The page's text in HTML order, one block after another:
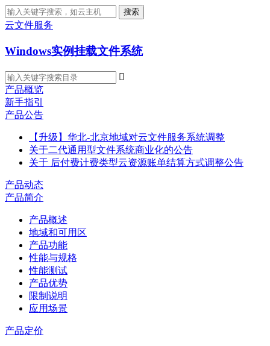
搜索
云文件服务
Windows实例挂载文件系统

产品概览
新手指引
产品公告
【升级】华北-北京地域对云文件服务系统调整
关于二代通用型文件系统商业化的公告
关于 后付费计费类型云资源账单结算方式调整公告
产品动态
产品简介
产品概述
地域和可用区
产品功能
性能与规格
性能测试
产品优势
限制说明
应用场景
产品定价